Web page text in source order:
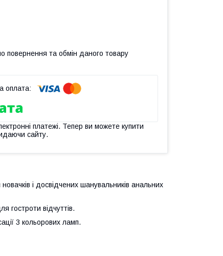
повернення та обмін даного товару
платежі. Тепер ви можете купити
сайту.
і досвідчених шанувальників анальних
гостроти відчуттів.
3 кольорових ламп.